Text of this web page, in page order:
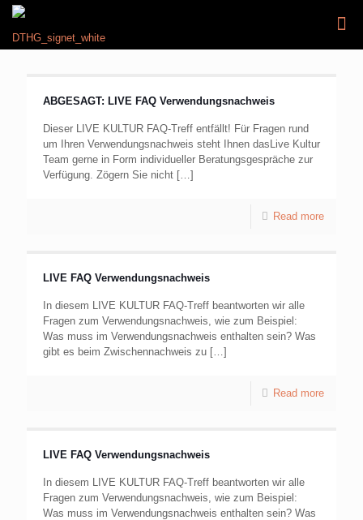
ABGESAGT: LIVE FAQ Verwendungsnachweis
Dieser LIVE KULTUR FAQ-Treff entfällt! Für Fragen rund
um Ihren Verwendungsnachweis steht Ihnen dasLive Kultur
Team gerne in Form individueller Beratungsgespräche zur
Verfügung. Zögern Sie nicht […]
Read more
LIVE FAQ Verwendungsnachweis
In diesem LIVE KULTUR FAQ-Treff beantworten wir alle
Fragen zum Verwendungsnachweis, wie zum Beispiel:
Was muss im Verwendungsnachweis enthalten sein? Was
gibt es beim Zwischennachweis zu […]
Read more
LIVE FAQ Verwendungsnachweis
In diesem LIVE KULTUR FAQ-Treff beantworten wir alle
Fragen zum Verwendungsnachweis, wie zum Beispiel:
Was muss im Verwendungsnachweis enthalten sein? Was